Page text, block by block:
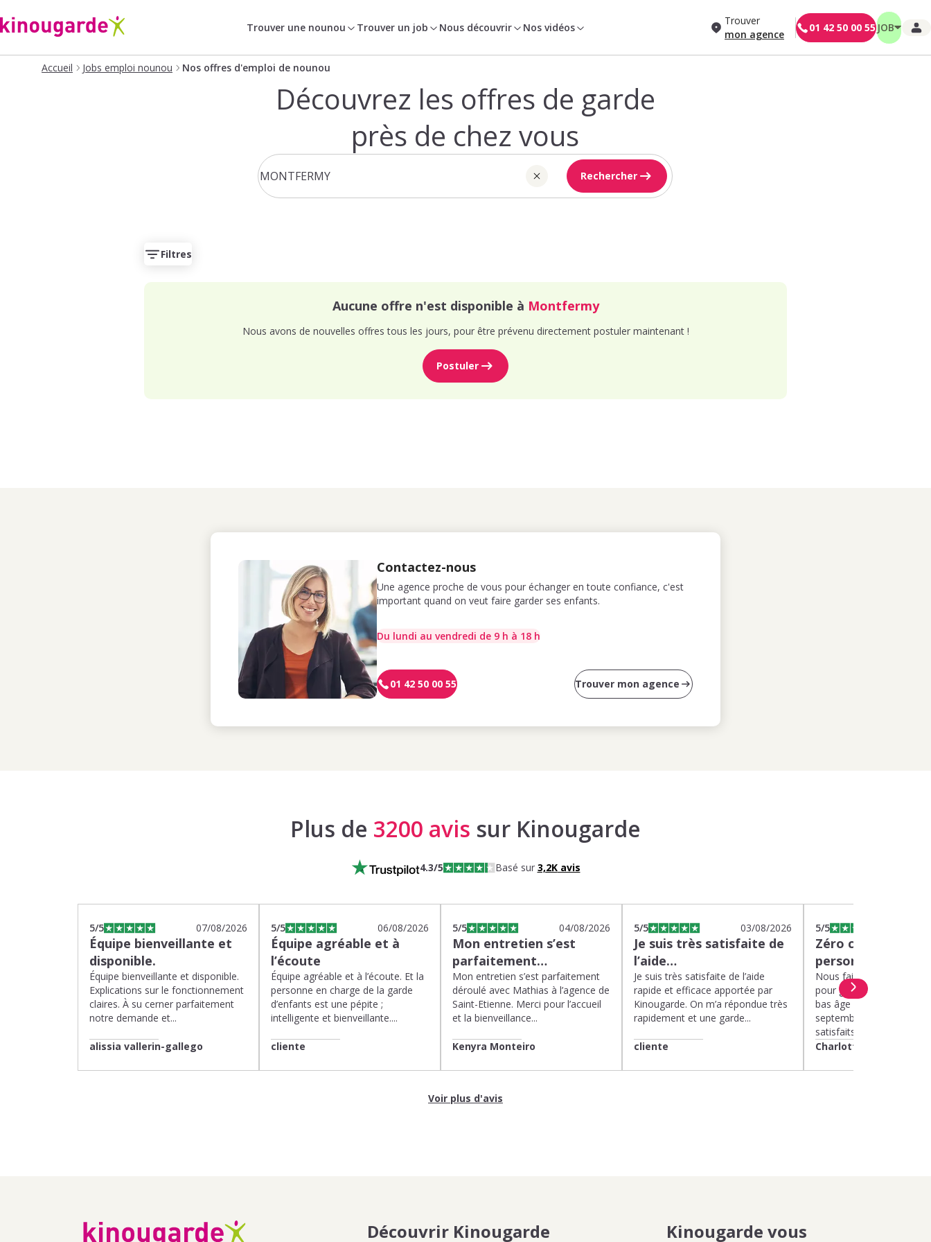
Trouver une nounou Trouver un job Nous découvrir Nos vidéos
Trouver
mon agence
01 42 50 00 55 JOB
Accueil Jobs emploi nounou Nos offres d'emploi de nounou
Découvrez les offres de garde
près de chez vous
Rechercher
Filtres
Aucune offre n'est disponible à Montfermy
Nous avons de nouvelles offres tous les jours, pour être prévenu directement postuler maintenant !
Postuler
Contactez-nous
Une agence proche de vous pour échanger en toute confiance, c'est
important quand on veut faire garder ses enfants.
Du lundi au vendredi de 9 h à 18 h
01 42 50 00 55 Trouver mon agence
Plus de 3200 avis sur Kinougarde
4.3/5 Basé sur 3,2Kavis
5/5 07/08/2026
Équipe bienveillante et
disponible.
Équipe bienveillante et disponible.
Explications sur le fonctionnement
claires. À su cerner parfaitement
notre demande et...
alissia vallerin-gallego
5/5 06/08/2026
Équipe agréable et à
l’écoute
Équipe agréable et à l’écoute. Et la
personne en charge de la garde
d’enfants est une pépite ;
intelligente et bienveillante....
cliente
5/5 04/08/2026
Mon entretien s’est
parfaitement…
Mon entretien s’est parfaitement
déroulé avec Mathias à l’agence de
Saint-Etienne. Merci pour l’accueil
et la bienveillance...
Kenyra Monteiro
5/5 03/08/2026
Je suis très satisfaite de
l’aide…
Je suis très satisfaite de l’aide
rapide et efficace apportée par
Kinougarde. On m’a répondue très
rapidement et une garde...
cliente
5/5
Zéro charge
personnel de
Nous faisons appel à
pour garder nos deux
bas âge le mercredi
septembre 2025. Nous
satisfaits....
Charlotte
Voir plus d'avis
Découvrir Kinougarde
Kinougarde vous